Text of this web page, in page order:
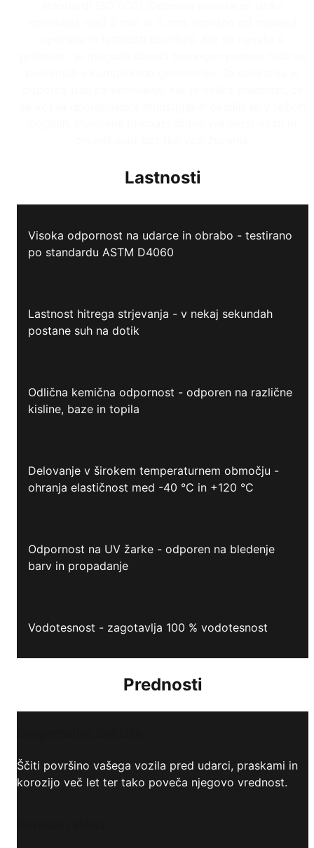
Lastnosti
Visoka odpornost na udarce in obrabo - testirano
po standardu ASTM D4060
Lastnost hitrega strjevanja - v nekaj sekundah
postane suh na dotik
Odlična kemična odpornost - odporen na različne
kisline, baze in topila
Delovanje v širokem temperaturnem območju -
ohranja elastičnost med -40 °C in +120 °C
Odpornost na UV žarke - odporen na bledenje
barv in propadanje
Vodotesnost - zagotavlja 100 % vodotesnost
Prednosti
Ščiti površino vašega vozila pred udarci, praskami in
korozijo več let ter tako poveča njegovo vrednost.